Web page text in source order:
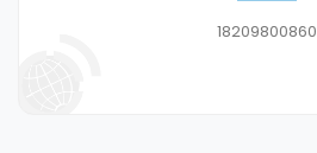
18209800860